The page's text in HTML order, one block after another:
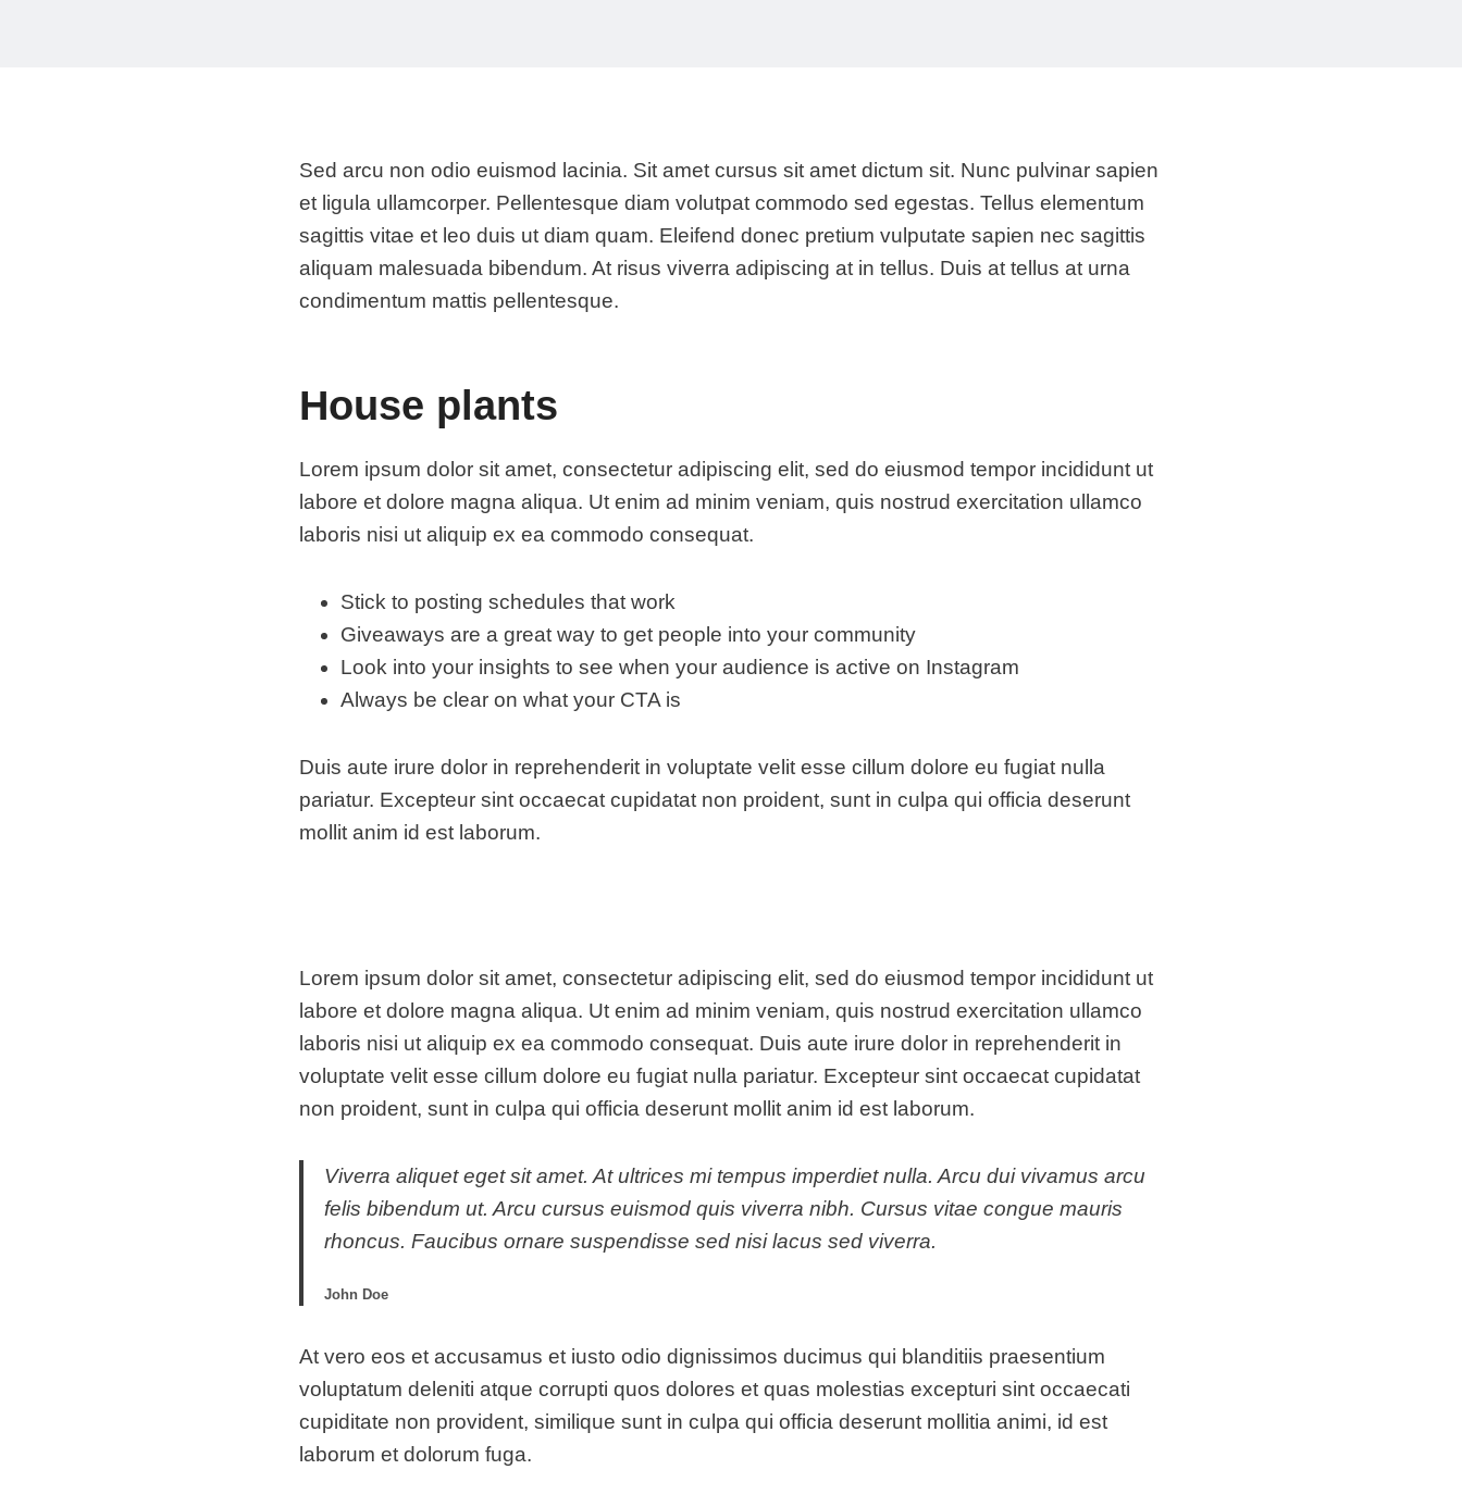
Sed arcu non odio euismod lacinia. Sit amet cursus sit amet dictum sit. Nunc pulvinar sapien
et ligula ullamcorper. Pellentesque diam volutpat commodo sed egestas. Tellus elementum
sagittis vitae et leo duis ut diam quam. Eleifend donec pretium vulputate sapien nec sagittis
aliquam malesuada bibendum. At risus viverra adipiscing at in tellus. Duis at tellus at urna
condimentum mattis pellentesque.
House plants
Lorem ipsum dolor sit amet, consectetur adipiscing elit, sed do eiusmod tempor incididunt ut
labore et dolore magna aliqua. Ut enim ad minim veniam, quis nostrud exercitation ullamco
laboris nisi ut aliquip ex ea commodo consequat.
Stick to posting schedules that work
Giveaways are a great way to get people into your community
Look into your insights to see when your audience is active on Instagram
Always be clear on what your CTA is
Duis aute irure dolor in reprehenderit in voluptate velit esse cillum dolore eu fugiat nulla
pariatur. Excepteur sint occaecat cupidatat non proident, sunt in culpa qui officia deserunt
mollit anim id est laborum.
Lorem ipsum dolor sit amet, consectetur adipiscing elit, sed do eiusmod tempor incididunt ut
labore et dolore magna aliqua. Ut enim ad minim veniam, quis nostrud exercitation ullamco
laboris nisi ut aliquip ex ea commodo consequat. Duis aute irure dolor in reprehenderit in
voluptate velit esse cillum dolore eu fugiat nulla pariatur. Excepteur sint occaecat cupidatat
non proident, sunt in culpa qui officia deserunt mollit anim id est laborum.
Viverra aliquet eget sit amet. At ultrices mi tempus imperdiet nulla. Arcu dui vivamus arcu
felis bibendum ut. Arcu cursus euismod quis viverra nibh. Cursus vitae congue mauris
rhoncus. Faucibus ornare suspendisse sed nisi lacus sed viverra.
John Doe
At vero eos et accusamus et iusto odio dignissimos ducimus qui blanditiis praesentium
voluptatum deleniti atque corrupti quos dolores et quas molestias excepturi sint occaecati
cupiditate non provident, similique sunt in culpa qui officia deserunt mollitia animi, id est
laborum et dolorum fuga.